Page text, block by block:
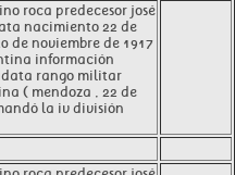
roca predecesor josé
nacimiento 22 de
de noviembre de 1917
información
rango militar
( mendoza , 22 de
la iv división